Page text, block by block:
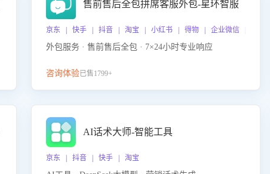
售前售后全包拼席客服外包-星环智服
京东 | 快手 | 抖音 | 淘宝 | 小红书 | 得物 | 企业微信 | 跨平台
外包服务 · 售前售后全包 · 7×24小时专业响应
咨询体验已售1799+
AI话术大师-智能工具
京东 | 抖音 | 快手 | 淘宝